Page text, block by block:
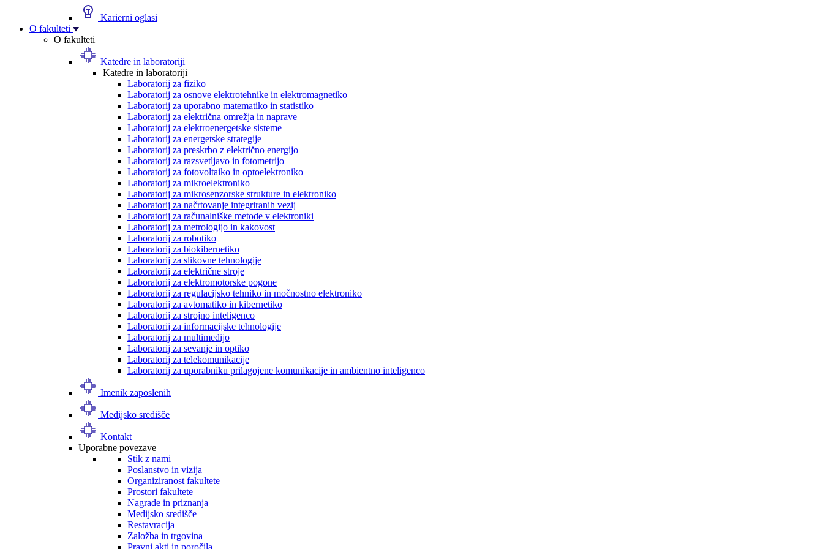
Karierni oglasi
O fakulteti
O fakulteti
Katedre in laboratoriji
Katedre in laboratoriji
Laboratorij za fiziko
Laboratorij za osnove elektrotehnike in elektromagnetiko
Laboratorij za uporabno matematiko in statistiko
Laboratorij za električna omrežja in naprave
Laboratorij za elektroenergetske sisteme
Laboratorij za energetske strategije
Laboratorij za preskrbo z električno energijo
Laboratorij za razsvetljavo in fotometrijo
Laboratorij za fotovoltaiko in optoelektroniko
Laboratorij za mikroelektroniko
Laboratorij za mikrosenzorske strukture in elektroniko
Laboratorij za načrtovanje integriranih vezij
Laboratorij za računalniške metode v elektroniki
Laboratorij za metrologijo in kakovost
Laboratorij za robotiko
Laboratorij za biokibernetiko
Laboratorij za slikovne tehnologije
Laboratorij za električne stroje
Laboratorij za elektromotorske pogone
Laboratorij za regulacijsko tehniko in močnostno elektroniko
Laboratorij za avtomatiko in kibernetiko
Laboratorij za strojno inteligenco
Laboratorij za informacijske tehnologije
Laboratorij za multimedijo
Laboratorij za sevanje in optiko
Laboratorij za telekomunikacije
Laboratorij za uporabniku prilagojene komunikacije in ambientno inteligenco
Imenik zaposlenih
Medijsko središče
Kontakt
Uporabne povezave
Stik z nami
Poslanstvo in vizija
Organiziranost fakultete
Prostori fakultete
Nagrade in priznanja
Medijsko središče
Restavracija
Založba in trgovina
Pravni akti in poročila